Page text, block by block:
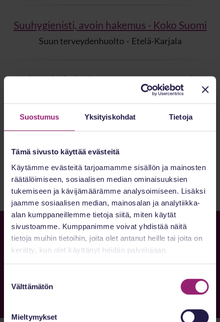
Suostumus Yksityiskohdat Tietoja
Tämä sivusto käyttää evästeitä
Käytämme evästeitä tarjoamamme sisällön ja mainosten
räätälöimiseen, sosiaalisen median ominaisuuksien
tukemiseen ja kävijämäärämme analysoimiseen. Lisäksi
jaamme sosiaalisen median, mainosalan ja analytiikka-
alan kumppaneillemme tietoja siitä, miten käytät
sivustoamme. Kumppanimme voivat yhdistää näitä
tietoja muihin tietoihin, joita olet antanut heille tai joita on
kerätty, kun olet käyttänyt heidän palvelujaan.
valinta
Välttämätön
Mieltymykset
Suuhygienisti, avoin hakemus - Koko Suomi
Suun terveydenhuolto · Etelä-Karjala
Sairaanhoitaja, Terveysasematyö - Useita
Kaikki työpaikat
Etelä-Karjala